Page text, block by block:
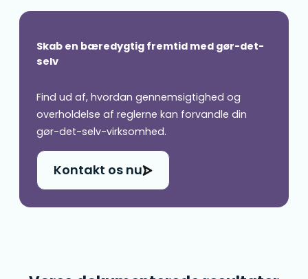
Skab en bæredygtig fremtid med gør-det-
selv
Find ud af, hvordan gennemsigtighed og
overholdelse af reglerne kan forvandle din
gør-det-selv-virksomhed.
Kontakt os nu